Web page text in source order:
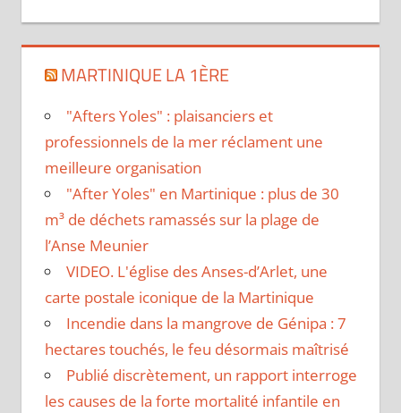
MARTINIQUE LA 1ÈRE
"Afters Yoles" : plaisanciers et
professionnels de la mer réclament une
meilleure organisation
"After Yoles" en Martinique : plus de 30
m³ de déchets ramassés sur la plage de
l’Anse Meunier
VIDEO. L'église des Anses-d’Arlet, une
carte postale iconique de la Martinique
Incendie dans la mangrove de Génipa : 7
hectares touchés, le feu désormais maîtrisé
Publié discrètement, un rapport interroge
les causes de la forte mortalité infantile en